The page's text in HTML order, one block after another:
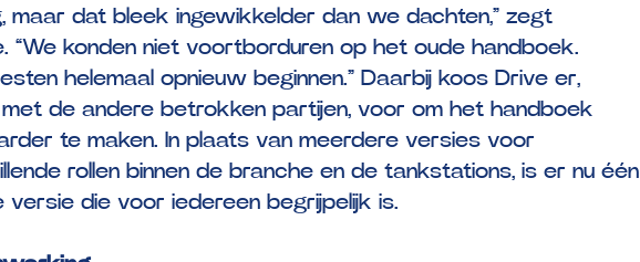
maar dat bleek ingewikkelder dan we dachten,” zegt
“We konden niet voortborduren op het oude handboek.
helemaal opnieuw beginnen.” Daarbij koos Drive er,
de andere betrokken partijen, voor om het handboek
te maken. In plaats van meerdere versies voor
rollen binnen de branche en de tankstations, is er nu één
versie die voor iedereen begrijpelijk is.